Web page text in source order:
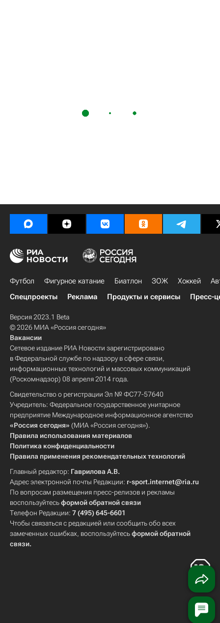
Футбол Фигурное катание Биатлон ЗОЖ Хоккей
Спецпроекты
Реклама Продукты и сервисы Пресс-
Версия 2023.1 Beta
© 2026 МИА «Россия сегодня»
Вакансии
Сетевое издание РИА Новости зарегистрировано
в Федеральной службе по надзору в сфере связи,
информационных технологий и массовых коммуникаций
(Роскомнадзор) 08 апреля 2014 года.
Свидетельство о регистрации Эл № ФС77-57640
Учредитель: Федеральное государственное унитарное
предприятие Международное информационное агентство
«Россия сегодня» (МИА «Россия сегодня»).
Правила использования материалов
Политика конфиденциальности
Правила применения рекомендательных технологий
Главный редактор: Гаврилова А.В.
Адрес электронной почты Редакции: r-sport.internet@ria.ru
По вопросам размещения пресс-релизов и рекламы
воспользуйтесьформой обратной связи
Телефон Редакции: 7 (495) 645-6601
Чтобы связаться с редакцией или сообщить обо всех
замеченных ошибках, воспользуйтесьформой обратной
связи.